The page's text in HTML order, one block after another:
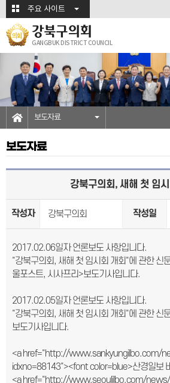
본문바로가기주요 사이트
강북구의회
GANGBUK DISTRICT COUNCIL
보도자료
보도자료
강북구의회, 새해 첫 임
작성자 강북구의회 작성일
2017.02.06일자 언론보도 사항입니다.
"강북구의회, 새해 첫 임시회 개회"에 관한 신
울포스트, 시사프리>보도기사입니다.
2017.02.05일자 언론보도 사항입니다.
"강북구의회, 새해 첫 임시회 개회"에 관한 신
보도기사입니다.
<a href="http://www.sankyungilbo.com/
idxno=88143"><font color=blue>산경일보
<a href="http://www.seoulilbo.com/